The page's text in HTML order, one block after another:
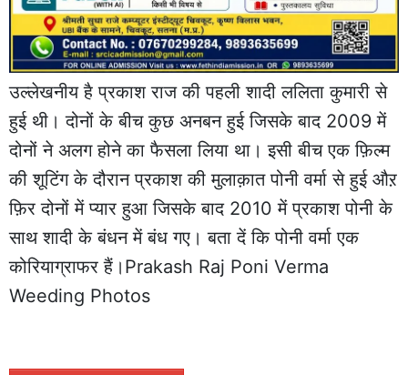
उल्लेखनीय है प्रकाश राज की पहली शादी ललिता कुमारी से
हुई थी। दोनों के बीच कुछ अनबन हुई जिसके बाद 2009 में
दोनों ने अलग होने का फैसला लिया था। इसी बीच एक फ़िल्म
की शूटिंग के दौरान प्रकाश की मुलाक़ात पोनी वर्मा से हुई औऱ
फ़िर दोनों में प्यार हुआ जिसके बाद 2010 में प्रकाश पोनी के
साथ शादी के बंधन में बंध गए। बता दें कि पोनी वर्मा एक
कोरियाग्राफर हैं।Prakash Raj Poni Verma
Weeding Photos